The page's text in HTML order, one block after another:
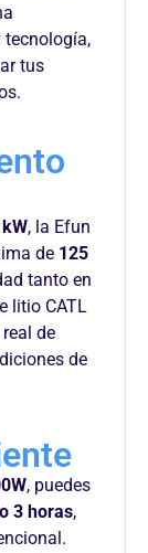
tus
, la Efun
de 125
tanto en
litio CATL
de
de
, puedes
3 horas,